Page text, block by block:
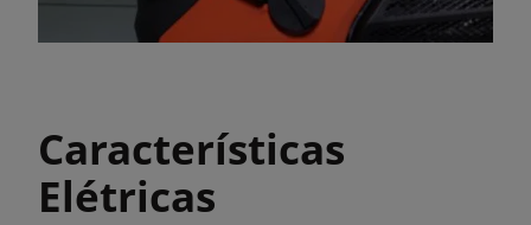
Características
Elétricas